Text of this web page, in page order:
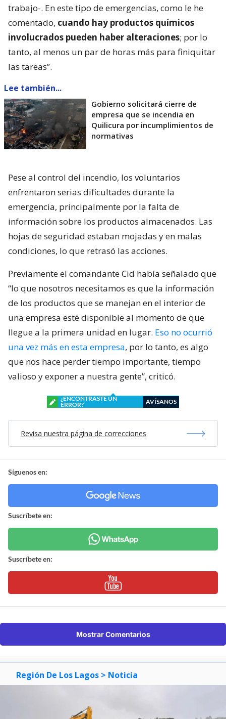
trabajo-. En este tipo de emergencias, como le he
comentado, cuando hay productos químicos
involucrados pueden haber alteraciones; por lo
tanto, al menos un par de horas más para finiquitar
las tareas”.
Lee también...
Gobierno solicitará cierre de
empresa que se incendia en
Quilicura por incumplimientos de
normativas
Pese al control del incendio, los voluntarios
enfrentaron serias dificultades durante la
emergencia, principalmente por la falta de
información sobre los productos almacenados. Las
hojas de seguridad estaban mojadas y en malas
condiciones, lo que retrasó las acciones.
Previamente el comandante Cid había señalado que
“lo que nosotros necesitamos es que la información
de los productos que se manejan en el interior de
una empresa esté disponible al momento de que
llegue a la primera unidad en lugar. Eso no ocurrió
una vez más en esta empresa, por lo tanto, es algo
que nos hace perder tiempo importante, tiempo
valioso y exponer a nuestra gente”, criticó.
¿ENCONTRASTE UN
ERROR?
AVÍSANOS
Revisa nuestra página de correcciones
Síguenos en:
Suscríbete en:
Suscríbete en:
Mostrar Comentarios
Región De Los Lagos > Noticia